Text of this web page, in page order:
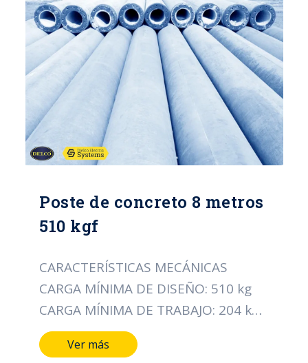
Poste de concreto 8 metros
510 kgf
CARACTERÍSTICAS MECÁNICAS
CARGA MÍNIMA DE DISEÑO: 510 kg
CARGA MÍNIMA DE TRABAJO: 204 kg
CARACTERÍSTICAS DIMENSIONALES
LONGITUD DEL POSTE: 8 MTS
Ver más